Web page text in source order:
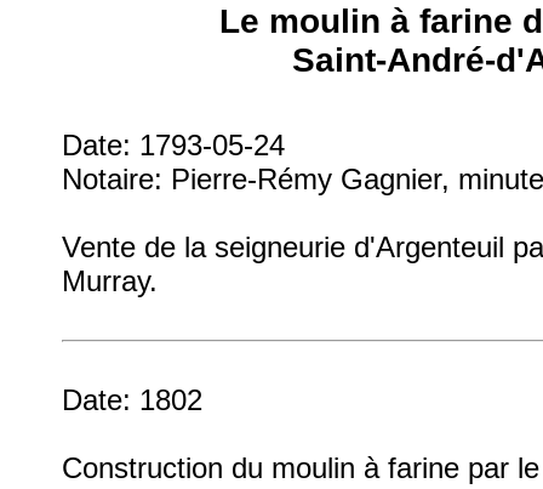
Le moulin à farine
Saint-André-
Date: 1793-05-24
Notaire: Pierre-Rémy Gagnier,
Vente de la seigneurie d'Argenteuil
Murray.
Date: 1802
Construction du moulin à farine par